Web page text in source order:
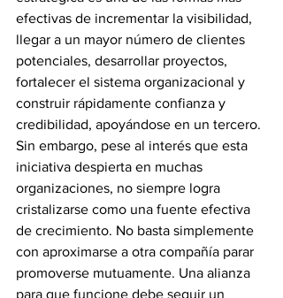
efectivas de incrementar la visibilidad,
llegar a un mayor número de clientes
potenciales, desarrollar proyectos,
fortalecer el sistema organizacional y
construir rápidamente confianza y
credibilidad, apoyándose en un tercero.
Sin embargo, pese al interés que esta
iniciativa despierta en muchas
organizaciones, no siempre logra
cristalizarse como una fuente efectiva
de crecimiento. No basta simplemente
con aproximarse a otra compañía parar
promoverse mutuamente. Una alianza
para que funcione debe seguir un